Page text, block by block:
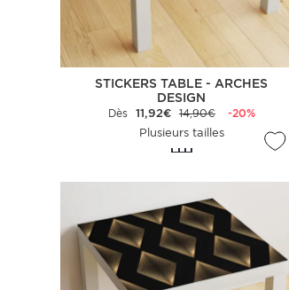
STICKERS TABLE - ARCHES
DESIGN
Dès 11,92€ 14,90€
-20%
Plusieurs tailles